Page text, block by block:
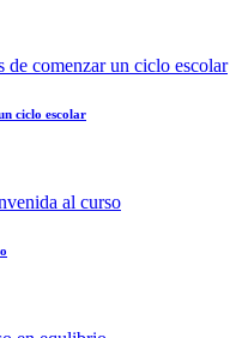
ciclo escolar